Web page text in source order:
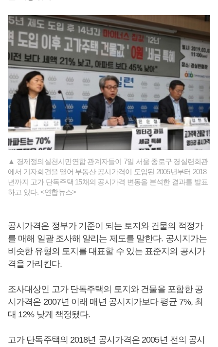
▲ 경제정의실천시민연합 관계자들이 7일 서울 종로구 경실련회관
에서 기자회견을 열어 부동산 공시가격이 도입된 2005년부터 2018
년까지 고가 단독주택 15채의 공시가격 변동을 분석한 결과를 발표
하고 있다. <연합뉴스>
공시가격은 정부가 기준이 되는 토지와 건물의 적정가
를 매해 일괄 조사해 알리는 제도를 말한다. 공시지가는
비슷한 유형의 토지를 대표할 수 있는 표준지의 공시가
격을 가리킨다.
조사대상인 고가 단독주택의 토지와 건물을 포함한 공
시가격은 2007년 이래 매년 공시지가보다 평균 7%, 최
대 12% 낮게 책정됐다.
고가 단독주택의 2018년 공시가격은 2005년 전의 공시